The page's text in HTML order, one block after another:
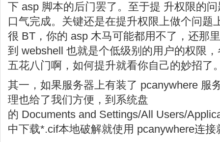
下 asp 脚本的后门罢了。至于提 升权限的
口气完成。关键还是在提升权限上做个问题
很 BT，你的 asp 木马可能都用不了，还那
到 webshell 也就是个低级别的用户的权限
五花八门啊，如何提升就看你自己的妙招了
其一，如果服务器上有装了 pcanywhere 服
理也给了我们方便，到系统盘
的 Documents and Settings/All Users/
中下载*.cif本地破解就使用 pcanywhere连接